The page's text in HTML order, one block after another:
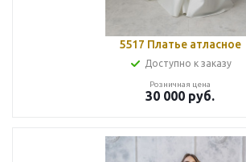
5517 Платье атласное
Доступно к заказу
Розничная цена
30 000 руб.